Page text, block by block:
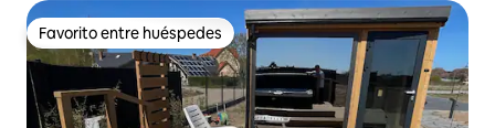
Favorito entre huéspedes
Favorito entre huéspedes